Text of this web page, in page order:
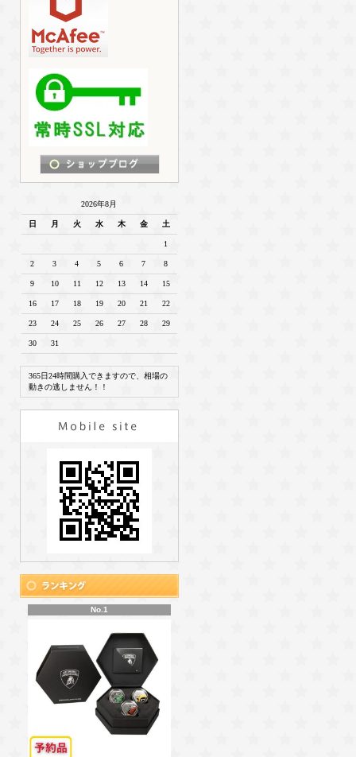
2026年8月
日 月 火 水 木 金 土
1
2 3 4 5 6 7 8
9 10 11 12 13 14 15
16 17 18 19 20 21 22
23 24 25 26 27 28 29
30 31
365日24時間購入できますので、相場の
動きの逃しません！！
No.1